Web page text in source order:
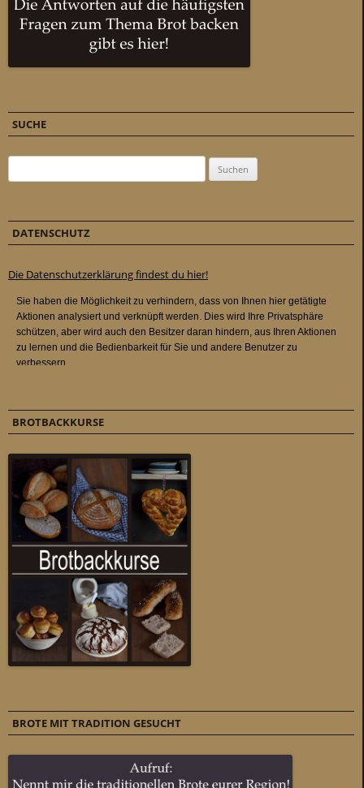
SUCHE
DATENSCHUTZ
Die Datenschutzerklärung findest du hier!
BROTBACKKURSE
BROTE MIT TRADITION GESUCHT